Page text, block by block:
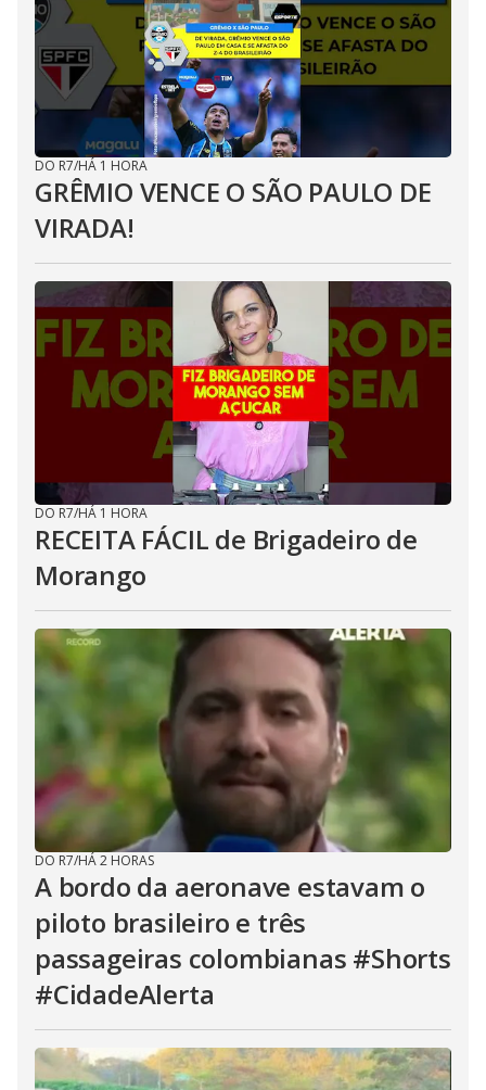
DO R7/HÁ 1 HORA
GRÊMIO VENCE O SÃO PAULO DE
VIRADA!
DO R7/HÁ 1 HORA
RECEITA FÁCIL de Brigadeiro de
Morango
DO R7/HÁ 2 HORAS
A bordo da aeronave estavam o
piloto brasileiro e três
passageiras colombianas #Shorts
#CidadeAlerta